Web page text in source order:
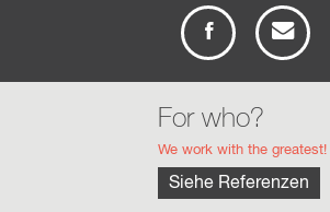
For who?
We work with the greatest!
Siehe Referenzen